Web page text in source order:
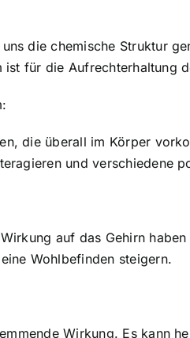
die chemische Struktur
für die Aufrechterhaltung
die überall im Körper
und verschiedene
auf das Gehirn
Wohlbefinden steigern.
Wirkung. Es kann